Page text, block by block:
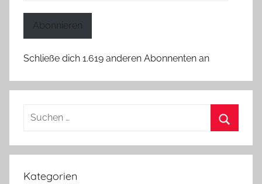
Abonnieren
Schließe dich 1.619 anderen Abonnenten an
Suchen
Kategorien